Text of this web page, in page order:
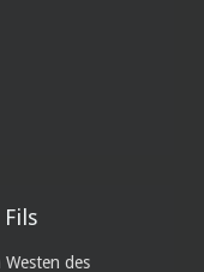
Westen des